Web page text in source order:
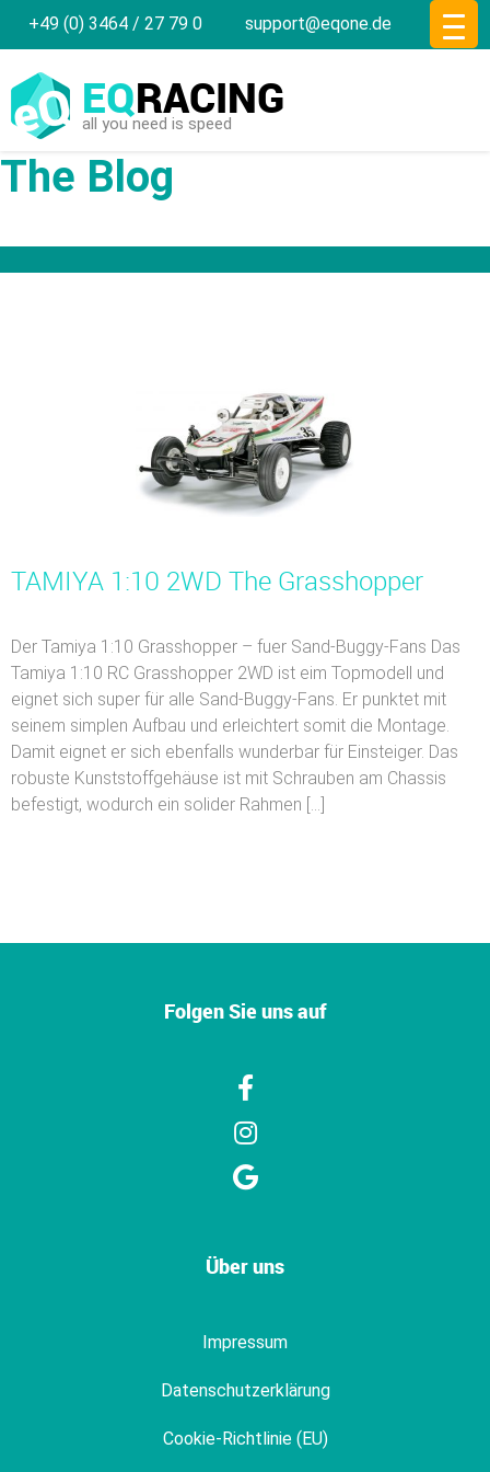
+49 (0) 3464 / 27 79 0 support@eqone.de
EQRACING
all you need is speed
The Blog
TAMIYA 1:10 2WD The Grasshopper
Der Tamiya 1:10 Grasshopper – fuer Sand-Buggy-Fans Das
Tamiya 1:10 RC Grasshopper 2WD ist eim Topmodell und
eignet sich super für alle Sand-Buggy-Fans. Er punktet mit
seinem simplen Aufbau und erleichtert somit die Montage.
Damit eignet er sich ebenfalls wunderbar für Einsteiger. Das
robuste Kunststoffgehäuse ist mit Schrauben am Chassis
befestigt, wodurch ein solider Rahmen […]
Folgen Sie uns auf
Über uns
Impressum
Datenschutzerklärung
Cookie-Richtlinie (EU)